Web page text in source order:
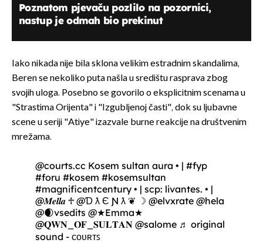
Poznatom pjevaču pozlilo na pozornici,
nastup je odmah bio prekinut
Iako nikada nije bila sklona velikim estradnim skandalima,
Beren se nekoliko puta našla u središtu rasprava zbog
svojih uloga. Posebno se govorilo o eksplicitnim scenama u
"Strastima Orijenta" i "Izgubljenoj časti", dok su ljubavne
scene u seriji "Atiye" izazvale burne reakcije na društvenim
mrežama.
@courts.cc Kosem sultan aura • | #fyp
#foru #kosem #kosemsultan
#magnificentcentury • | scp: livantes. • |
@𝑴𝒆𝒍𝒍𝒂 ♱ @Ɗ ƛ Є Ɲ ƛ ❦ ☽ @elvxrate @hela
@🌒vsedits @★Emma★
@𝐐𝐖𝐍_𝐎𝐅_𝐒𝐔𝐋𝐓𝐀𝐍 @salome ♬ original
sound - ᴄᴏᴜʀᴛꜱ